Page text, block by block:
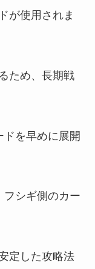
が使用されま
ため、長期戦
を早めに展開
フシギ側のカー
定した攻略法